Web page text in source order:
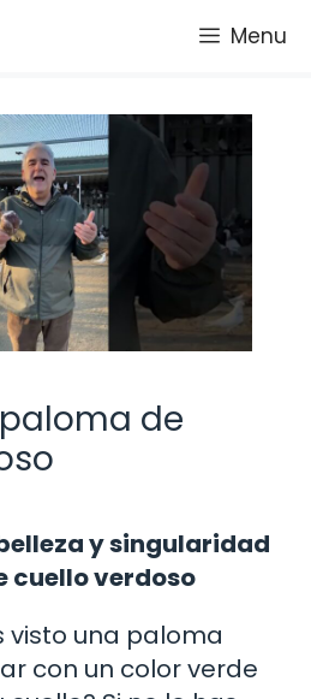
Menu
de
y singularidad
cuello verdoso
visto una paloma
con un color verde